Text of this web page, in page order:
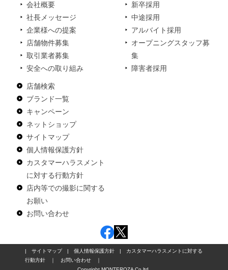
会社概要
社長メッセージ
企業様への提案
店舗物件募集
取引業者募集
安全への取り組み
新卒採用
中途採用
アルバイト採用
オープニングスタッフ募
集
障害者採用
店舗検索
ブランド一覧
キャンペーン
ネットショップ
サイトマップ
個人情報保護方針
カスタマーハラスメント
に対する行動方針
店内等での撮影に関する
お願い
お問い合わせ
| サイトマップ| 個人情報保護方針|
カスタマーハラスメントに対する
行動方針｜ お問い合わせ｜